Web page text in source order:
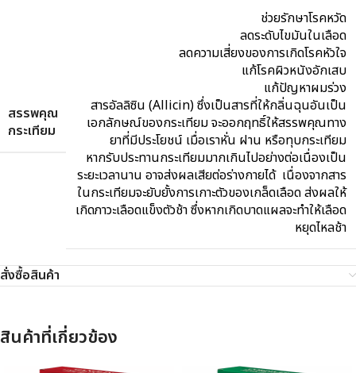
สรรพคุณ
กระเทียม
ช่วยรักษาโรคหวัด
ลดระดับไขมันในเลือด
ลดความเสี่ยงของการเกิดโรคหัวใจ
แก้โรคผิวหนังอักเสบ
แก้ปัญหาผมร่วง
สารอัลลิซิน (Allicin) ซึ่งเป็นสารที่ให้กลิ่นฉุนอันเป็น
เอกลักษณ์ของกระเทียม จะออกฤทธิ์ให้สรรพคุณทาง
ยาที่มีประโยชน์ เมื่อเราหั่น ฝาน หรือทุบกระเทียม
หากรับประทานกระเทียมมากเกินไปอย่างต่อเนื่องเป็น
ระยะเวลานาน อาจส่งผลเสียต่อร่างกายได้ เนื่องจากสาร
ในกระเทียมจะยับยั้งการเกาะตัวของเกล็ดเลือด ส่งผลให้
เกิดภาวะเลือดแข็งตัวช้า ซึ่งหากเกิดบาดแผลจะทำให้เลือด
หยุดไหลช้า
สั่งซื้อสินค้า
สินค้าที่เกี่ยวข้อง